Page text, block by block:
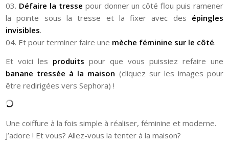
03. Défaire la tresse pour donner un côté flou puis ramener
la pointe sous la tresse et la fixer avec des épingles
invisibles.
04. Et pour terminer faire une mèche féminine sur le côté.
Et voici les produits pour que vous puissiez refaire une
banane tressée à la maison (cliquez sur les images pour
être redirigées vers Sephora) !
Une coiffure à la fois simple à réaliser, féminine et moderne.
J’adore ! Et vous? Allez-vous la tenter à la maison?